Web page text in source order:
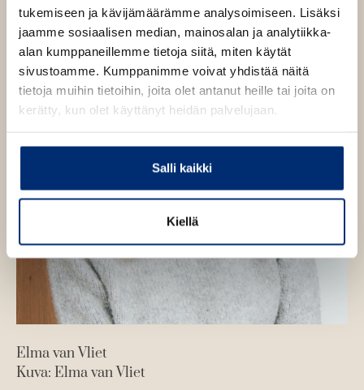
tukemiseen ja kävijämäärämme analysoimiseen. Lisäksi
jaamme sosiaalisen median, mainosalan ja analytiikka-
alan kumppaneillemme tietoja siitä, miten käytät
sivustoamme. Kumppanimme voivat yhdistää näitä
tietoja muihin tietoihin, joita olet antanut heille tai joita on
kerätty, kun olet käyttänyt heidän palvelujaan.
Salli kaikki
Kiellä
Elma van Vliet
Kuva: Elma van Vliet